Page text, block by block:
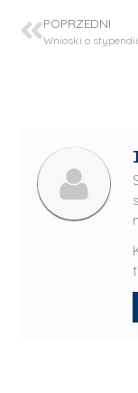
POPRZEDNI
Wnioski o